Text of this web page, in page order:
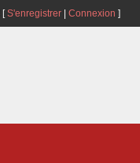
[S'enregistrer| Connexion ]